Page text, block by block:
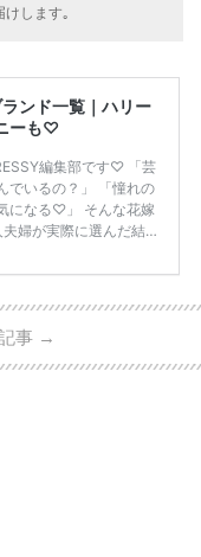
けします｡
ンド一覧｜ハリー
ーも♡
編集部です♡ 「芸
でいるの？」 「憧れの
になる♡」 そんな花嫁
婦が実際に選んだ結婚
ティファニーなど世界
広くご紹介。 さらに、
ングの特徴や魅力 ・
事 →